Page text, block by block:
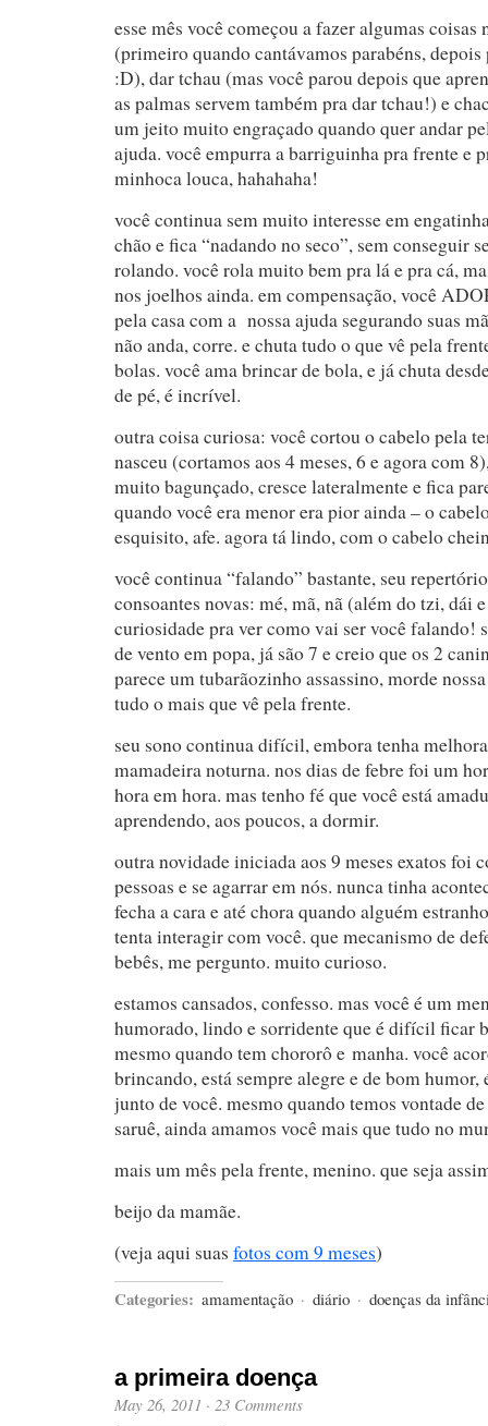
esse mês você começou a fazer algumas
(primeiro quando cantávamos parabéns,
:D), dar tchau (mas você parou depois que
as palmas servem também pra dar tchau!) e
um jeito muito engraçado quando quer andar
ajuda. você empurra a barriguinha pra frente e
minhoca louca, hahahaha!
você continua sem muito interesse em
chão e fica “nadando no seco”, sem conseguir
rolando. você rola muito bem pra lá e pra cá,
nos joelhos ainda. em compensação, você
pela casa com a nossa ajuda segurando suas
não anda, corre. e chuta tudo o que vê pela
bolas. você ama brincar de bola, e já chuta
de pé, é incrível.
outra coisa curiosa: você cortou o cabelo pela
nasceu (cortamos aos 4 meses, 6 e agora com
muito bagunçado, cresce lateralmente e fica
quando você era menor era pior ainda – o
esquisito, afe. agora tá lindo, com o cabelo
você continua “falando” bastante, seu
consoantes novas: mé, mã, nã (além do tzi, dái
curiosidade pra ver como vai ser você falando!
de vento em popa, já são 7 e creio que os 2
parece um tubarãozinho assassino, morde
tudo o mais que vê pela frente.
seu sono continua difícil, embora tenha
mamadeira noturna. nos dias de febre foi um
hora em hora. mas tenho fé que você está
aprendendo, aos poucos, a dormir.
outra novidade iniciada aos 9 meses exatos foi
pessoas e se agarrar em nós. nunca tinha
fecha a cara e até chora quando alguém
tenta interagir com você. que mecanismo de
bebês, me pergunto. muito curioso.
estamos cansados, confesso. mas você é um
humorado, lindo e sorridente que é difícil ficar
mesmo quando tem chororô e manha. você
brincando, está sempre alegre e de bom
junto de você. mesmo quando temos vontade
saruê, ainda amamos você mais que tudo no
mais um mês pela frente, menino. que seja
beijo da mamãe.
(veja aqui suas fotos com 9 meses)
Categories: amamentação · diário · doenças da
a primeira doença
May 26, 2011 · 23 Comments